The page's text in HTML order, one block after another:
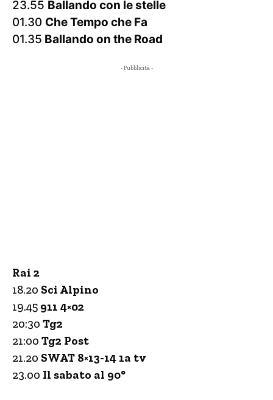
23.55 Ballando con le stelle
01.30 Che Tempo che Fa
01.35 Ballando on the Road
- Pubblicità -
Rai 2
18.20 Sci Alpino
19.45 911 4×02
20:30 Tg2
21:00 Tg2 Post
21.20 SWAT 8×13-14 1a tv
23.00 Il sabato al 90°